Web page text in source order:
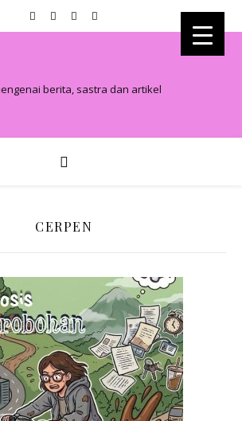
berita, sastra dan artikel
CERPEN